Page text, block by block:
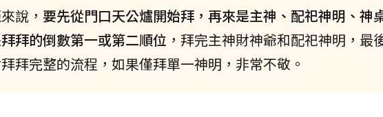
說， 要先從門口天公爐開始拜，再來是主神、配祀神明、神
拜的倒數第一或第二順位 ，拜完主神財神爺和配祀神明，最
拜完整的流程，如果僅拜單一神明，非常不敬。